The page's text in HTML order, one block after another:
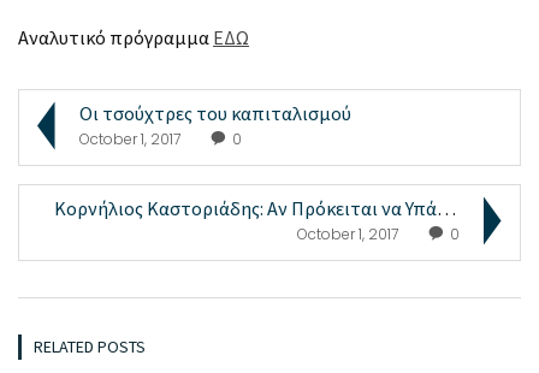
Αναλυτικό πρόγραμμα ΕΔΩ
Οι τσούχτρες του καπιταλισμού
October 1, 2017 0
Κορνήλιος Καστοριάδης: Αν Πρόκειται να Υπάρξει μια...
October 1, 2017 0
RELATED POSTS